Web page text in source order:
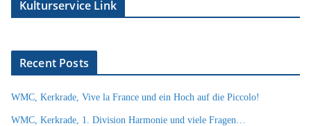
Kulturservice Link
Recent Posts
WMC, Kerkrade, Vive la France und ein Hoch auf die Piccolo!
WMC, Kerkrade, 1. Division Harmonie und viele Fragen…